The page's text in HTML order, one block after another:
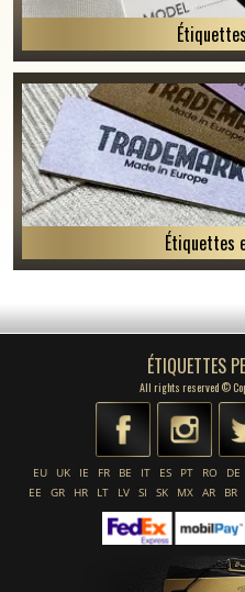
Étiquettes
ÉTIQUETTES
All rights reserved ©
EU UK IE FR BE IT ES PT RO DE
EE
GR HR LT LV SI SK MX AR BR